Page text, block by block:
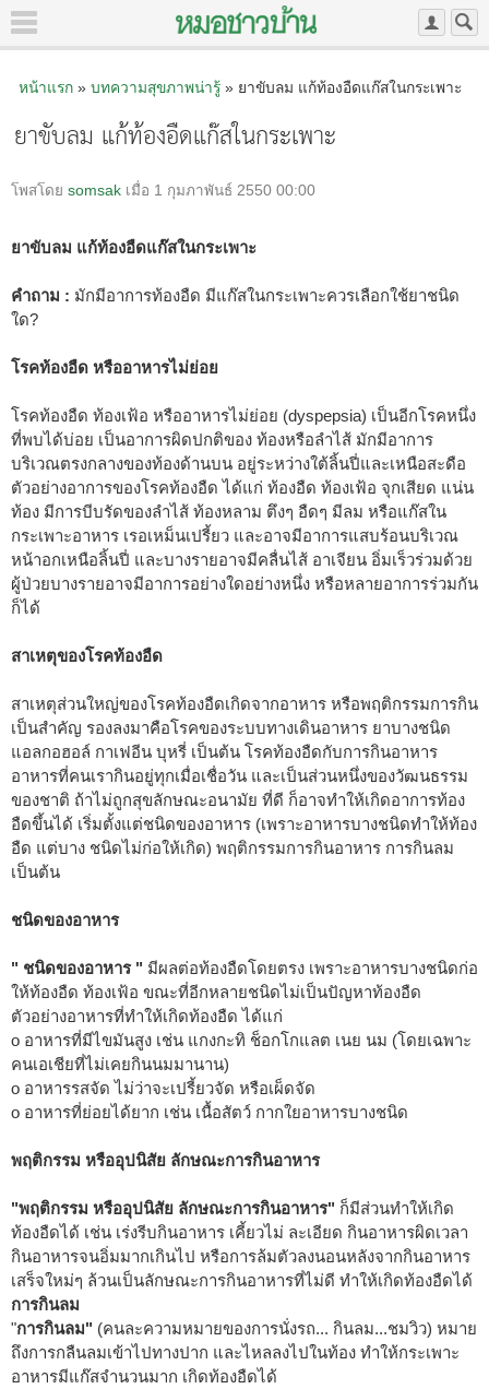
หน้าแรก» บทความสุขภาพน่ารู้» ยาขับลม แก้ท้องอืดแก๊สในกระเพาะ
ยาขับลม แก้ท้องอืดแก๊สในกระเพาะ
โพสโดย somsak เมื่อ 1 กุมภาพันธ์ 2550 00:00
ยาขับลม แก้ท้องอืดแก๊สในกระเพาะ
คำถาม : มักมีอาการท้องอืด มีแก๊สในกระเพาะควรเลือกใช้ยาชนิด
ใด?
โรคท้องอืด หรืออาหารไม่ย่อย
โรคท้องอืด ท้องเฟ้อ หรืออาหารไม่ย่อย (dyspepsia) เป็นอีกโรคหนึ่ง
ที่พบได้บ่อย เป็นอาการผิดปกติของ ท้องหรือลำไส้ มักมีอาการ
บริเวณตรงกลางของท้องด้านบน อยู่ระหว่างใต้ลิ้นปี่และเหนือสะดือ
ตัวอย่างอาการของโรคท้องอืด ได้แก่ ท้องอืด ท้องเฟ้อ จุกเสียด แน่น
ท้อง มีการบีบรัดของลำไส้ ท้องหลาม ตึงๆ อืดๆ มีลม หรือแก๊สใน
กระเพาะอาหาร เรอเหม็นเปรี้ยว และอาจมีอาการแสบร้อนบริเวณ
หน้าอกเหนือลิ้นปี่ และบางรายอาจมีคลื่นไส้ อาเจียน อิ่มเร็วร่วมด้วย
ผู้ป่วยบางรายอาจมีอาการอย่างใดอย่างหนึ่ง หรือหลายอาการร่วมกัน
ก็ได้
สาเหตุของโรคท้องอืด
สาเหตุส่วนใหญ่ของโรคท้องอืดเกิดจากอาหาร หรือพฤติกรรมการกิน
เป็นสำคัญ รองลงมาคือโรคของระบบทางเดินอาหาร ยาบางชนิด
แอลกอฮอล์ กาเฟอีน บุหรี่ เป็นต้น โรคท้องอืดกับการกินอาหาร
อาหารที่คนเรากินอยู่ทุกเมื่อเชื่อวัน และเป็นส่วนหนึ่งของวัฒนธรรม
ของชาติ ถ้าไม่ถูกสุขลักษณะอนามัย ที่ดี ก็อาจทำให้เกิดอาการท้อง
อืดขึ้นได้ เริ่มตั้งแต่ชนิดของอาหาร (เพราะอาหารบางชนิดทำให้ท้อง
อืด แต่บาง ชนิดไม่ก่อให้เกิด) พฤติกรรมการกินอาหาร การกินลม
เป็นต้น
ชนิดของอาหาร
" ชนิดของอาหาร " มีผลต่อท้องอืดโดยตรง เพราะอาหารบางชนิดก่อ
ให้ท้องอืด ท้องเฟ้อ ขณะที่อีกหลายชนิดไม่เป็นปัญหาท้องอืด
ตัวอย่างอาหารที่ทำให้เกิดท้องอืด ได้แก่
o อาหารที่มีไขมันสูง เช่น แกงกะทิ ช็อกโกแลต เนย นม (โดยเฉพาะ
คนเอเชียที่ไม่เคยกินนมมานาน)
o อาหารรสจัด ไม่ว่าจะเปรี้ยวจัด หรือเผ็ดจัด
o อาหารที่ย่อยได้ยาก เช่น เนื้อสัตว์ กากใยอาหารบางชนิด
พฤติกรรม หรืออุปนิสัย ลักษณะการกินอาหาร
"พฤติกรรม หรืออุปนิสัย ลักษณะการกินอาหาร" ก็มีส่วนทำให้เกิด
ท้องอืดได้ เช่น เร่งรีบกินอาหาร เคี้ยวไม่ ละเอียด กินอาหารผิดเวลา
กินอาหารจนอิ่มมากเกินไป หรือการล้มตัวลงนอนหลังจากกินอาหาร
เสร็จใหม่ๆ ล้วนเป็นลักษณะการกินอาหารที่ไม่ดี ทำให้เกิดท้องอืดได้
การกินลม
"การกินลม" (คนละความหมายของการนั่งรถ... กินลม...ชมวิว) หมาย
ถึงการกลืนลมเข้าไปทางปาก และไหลลงไปในท้อง ทำให้กระเพาะ
อาหารมีแก๊สจำนวนมาก เกิดท้องอืดได้